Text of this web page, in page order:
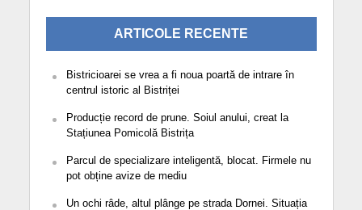
ARTICOLE RECENTE
Bistricioarei se vrea a fi noua poartă de intrare în
centrul istoric al Bistriței
Producție record de prune. Soiul anului, creat la
Stațiunea Pomicolă Bistrița
Parcul de specializare inteligentă, blocat. Firmele nu
pot obține avize de mediu
Un ochi râde, altul plânge pe strada Dornei. Situația